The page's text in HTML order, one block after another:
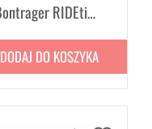
Komputer Licznik Rowerowy Bontrager RIDEtime Elite
DODAJ DO KOSZYKA